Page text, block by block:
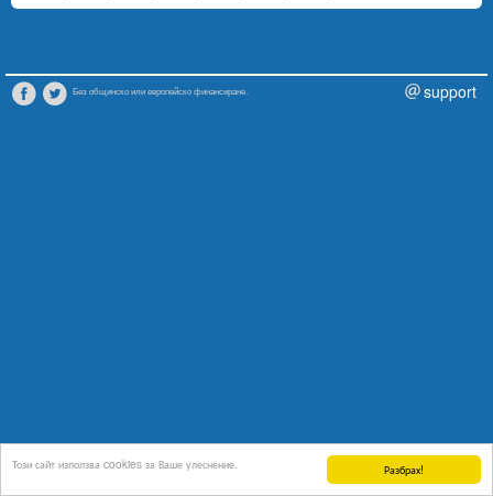
Разбрах!
Този сайт използва cookies за Ваше улеснение.
Без общинско или европейско финансиране. support